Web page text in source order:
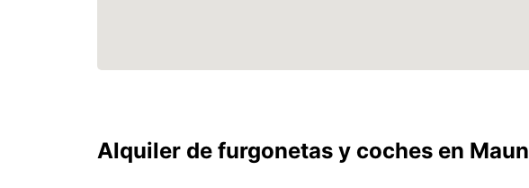
Alquiler de furgonetas y coches en Maun